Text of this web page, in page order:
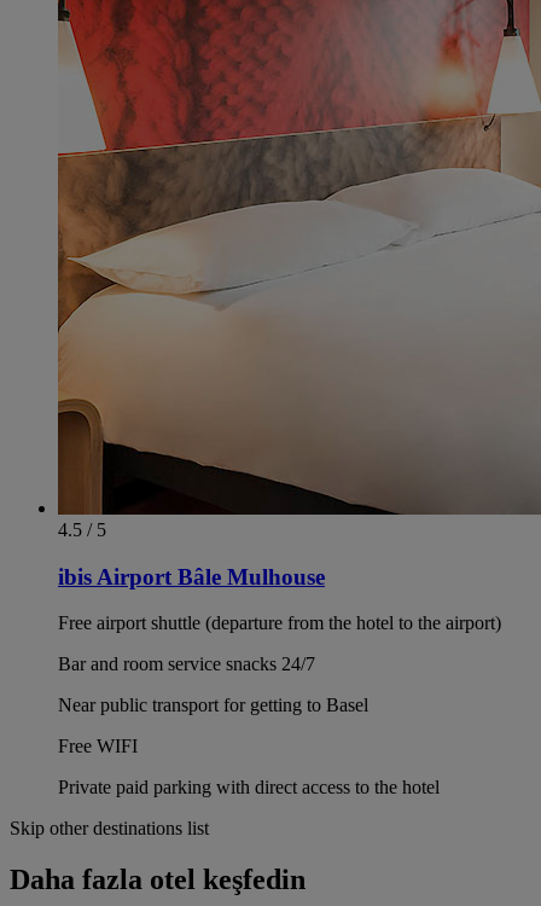
4.5 / 5
ibis Airport Bâle Mulhouse
Free airport shuttle (departure from the hotel to the airport)
Bar and room service snacks 24/7
Near public transport for getting to Basel
Free WIFI
Private paid parking with direct access to the hotel
Skip other destinations list
Daha fazla otel keşfedin